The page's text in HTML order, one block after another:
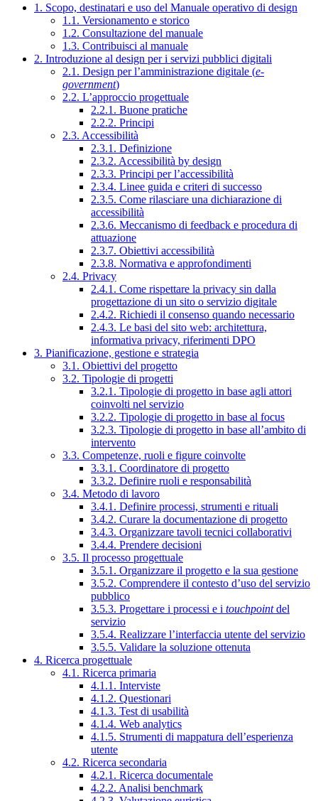
1. Scopo, destinatari e uso del Manuale operativo di design
1.1. Versionamento e storico
1.2. Consultazione del manuale
1.3. Contribuisci al manuale
2. Introduzione al design per i servizi pubblici digitali
2.1. Design per l’amministrazione digitale (e-
government)
2.2. L’approccio progettuale
2.2.1. Buone pratiche
2.2.2. Principi
2.3. Accessibilità
2.3.1. Definizione
2.3.2. Accessibilità by design
2.3.3. Principi per l’accessibilità
2.3.4. Linee guida e criteri di successo
2.3.5. Come rilasciare una dichiarazione di
accessibilità
2.3.6. Meccanismo di feedback e procedura di
attuazione
2.3.7. Obiettivi accessibilità
2.3.8. Normativa e approfondimenti
2.4. Privacy
2.4.1. Come rispettare la privacy sin dalla
progettazione di un sito o servizio digitale
2.4.2. Richiedi il consenso quando necessario
2.4.3. Le basi del sito web: architettura,
informativa privacy, riferimenti DPO
3. Pianificazione, gestione e strategia
3.1. Obiettivi del progetto
3.2. Tipologie di progetti
3.2.1. Tipologie di progetto in base agli attori
coinvolti nel servizio
3.2.2. Tipologie di progetto in base al focus
3.2.3. Tipologie di progetto in base all’ambito di
intervento
3.3. Competenze, ruoli e figure coinvolte
3.3.1. Coordinatore di progetto
3.3.2. Definire ruoli e responsabilità
3.4. Metodo di lavoro
3.4.1. Definire processi, strumenti e rituali
3.4.2. Curare la documentazione di progetto
3.4.3. Organizzare tavoli tecnici collaborativi
3.4.4. Prendere decisioni
3.5. Il processo progettuale
3.5.1. Organizzare il progetto e la sua gestione
3.5.2. Comprendere il contesto d’uso del servizio
pubblico
3.5.3. Progettare i processi e i touchpointdel
servizio
3.5.4. Realizzare l’interfaccia utente del servizio
3.5.5. Validare la soluzione ottenuta
4. Ricerca progettuale
4.1. Ricerca primaria
4.1.1. Interviste
4.1.2. Questionari
4.1.3. Test di usabilità
4.1.4. Web analytics
4.1.5. Strumenti di mappatura dell’esperienza
utente
4.2. Ricerca secondaria
4.2.1. Ricerca documentale
4.2.2. Analisi benchmark